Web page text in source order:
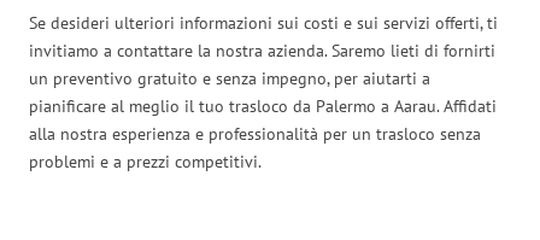
Se desideri ulteriori informazioni sui costi e sui servizi offerti, ti
invitiamo a contattare la nostra azienda. Saremo lieti di fornirti
un preventivo gratuito e senza impegno, per aiutarti a
pianificare al meglio il tuo trasloco da Palermo a Aarau. Affidati
alla nostra esperienza e professionalità per un trasloco senza
problemi e a prezzi competitivi.